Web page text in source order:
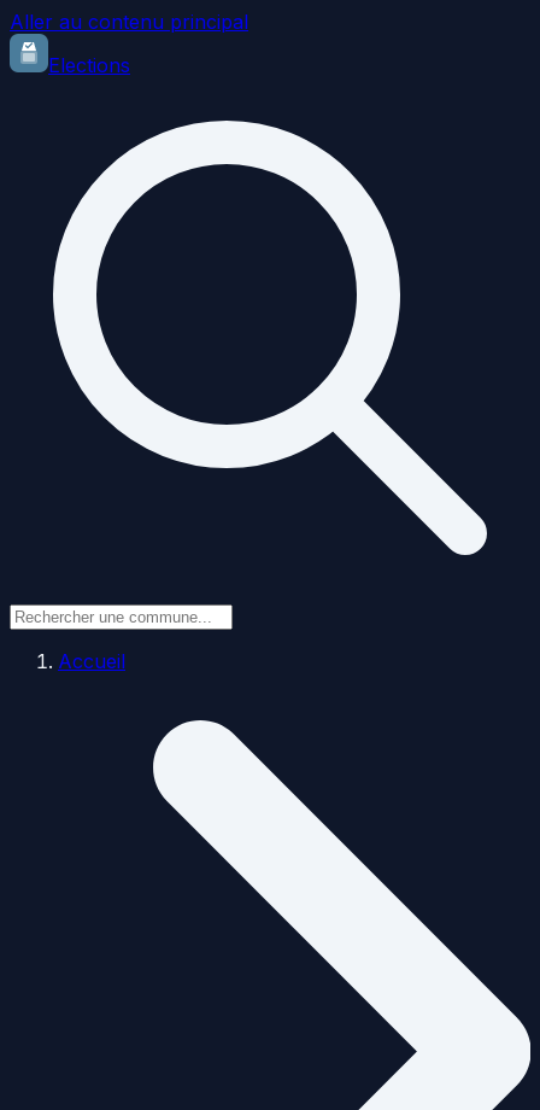
Aller au contenu principal
Elections
Accueil